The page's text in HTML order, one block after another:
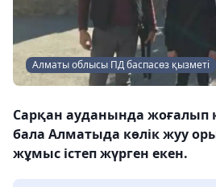
Алматы облысы ПД баспасөз қызметі
Сарқан ауданында жоғалып
бала Алматыда көлік жуу
жұмыс істеп жүрген екен.